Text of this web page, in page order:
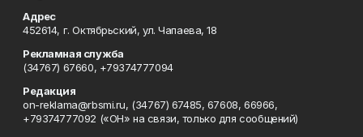
Адрес
452614, г. Октябрьский, ул. Чапаева, 18
Рекламная служба
(34767) 67660, +79374777094
Редакция
on-reklama@rbsmi.ru, (34767) 67485, 67608, 66966,
+79374777092 («ОН» на связи, только для сообщений)